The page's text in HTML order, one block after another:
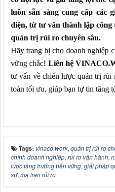
luôn sẵn sàng cung cấp các
diện, từ tư vấn thành lập công
quản trị rủi ro chuyên sâu.
Hãy trang bị cho doanh nghiệp
vững chắc! Liên hệ
tư vấn về chiến lược quản trị rủi
toán tối ưu, giúp bạn tự tin tăng
Tags: vinaco.work, quản trị rủi ro
chính doanh nghiệp, rủi ro vận hành,
lược tăng trưởng bền vững, giải pháp
sự, ma trận rủi ro